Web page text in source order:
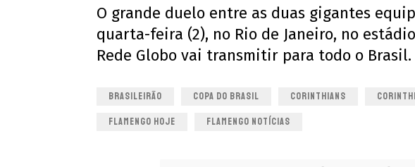
O grande duelo entre as duas gigantes
quarta-feira (2), no Rio de Janeiro, no
Rede Globo vai transmitir para todo o Brasil.
BRASILEIRÃO COPA DO BRASIL CORINTHIANS
FLAMENGO HOJE FLAMENGO NOTÍCIAS